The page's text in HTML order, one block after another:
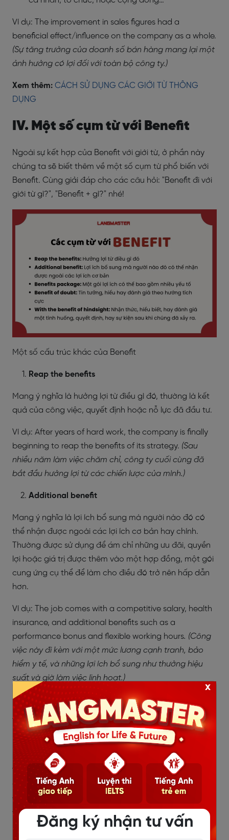
Ví dụ: The improvement in sales figures had a
beneficial effect/influence on the company as a whole.
(Sự tăng trưởng của doanh số bán hàng mang lại một
ảnh hưởng có lợi đối với toàn bộ công ty.)
Xem thêm: CÁCH SỬ DỤNG CÁC GIỚI TỪ THÔNG
DỤNG
IV. Một số cụm từ với Benefit
Ngoài sự kết hợp của Benefit với giới từ, ở phần này
chúng ta sẽ biết thêm về một số cụm từ phổ biến với
Benefit. Cùng giải đáp cho các câu hỏi: "Benefit đi với
giới từ gì?", "Benefit + gì?" nhé!
Một số cấu trúc khác của Benefit
Reap the benefits
Mang ý nghĩa là hưởng lợi từ điều gì đó, thường là kết
quả của công việc, quyết định hoặc nỗ lực đã đầu tư.
Ví dụ: After years of hard work, the company is finally
beginning to reap the benefits of its strategy. (Sau
nhiều năm làm việc chăm chỉ, công ty cuối cùng đã
bắt đầu hưởng lợi từ các chiến lược của mình.)
Additional benefit
Mang ý nghĩa là lợi ích bổ sung mà người nào đó có
thể nhận được ngoài các lợi ích cơ bản hay chính.
Thường được sử dụng để ám chỉ những ưu đãi, quyền
lợi hoặc giá trị được thêm vào một hợp đồng, một gói
cung ứng cụ thể để làm cho điều đó trở nên hấp dẫn
hơn.
Ví dụ: The job comes with a competitive salary, health
insurance, and additional benefits such as a
performance bonus and flexible working hours. (Công
việc này đi kèm với một mức lương cạnh tranh, bảo
hiểm y tế, và những lợi ích bổ sung như thưởng hiệu
suất và giờ làm việc linh hoạt.)
Benefits package
Thường mang ý nghĩa một gói lợi ích có thể bao gồm
nhiều yếu tố, nhằm tăng cường giá trị và hỗ trợ cho
nhân viên ngoài lương cơ bản.
Ví dụ: Employees often are attracted to the company
which have the generous benefits package. (Nhân viên
thường bị thu hút bởi các gói lợi ích hậu hĩnh mà công
ty cung cấp.)
Đăng ký nhận tư vấn
x